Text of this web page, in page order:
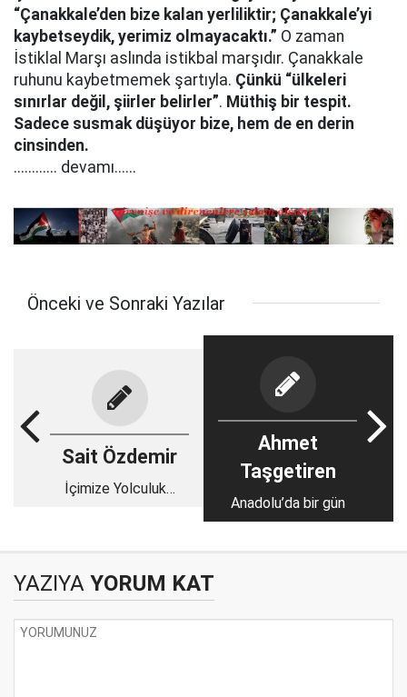
“Çanakkale’den bize kalan yerliliktir; Çanakkale’yi
kaybetseydik, yerimiz olmayacaktı.” O zaman
İstiklal Marşı aslında istikbal marşıdır. Çanakkale
ruhunu kaybetmemek şartıyla. Çünkü “ülkeleri
sınırlar değil, şiirler belirler”. Müthiş bir tespit.
Sadece susmak düşüyor bize, hem de en derin
cinsinden.
............ devamı......
Önceki ve Sonraki Yazılar
Sait Özdemir
İçimize Yolculuk…
Ahmet
Taşgetiren
Anadolu’da bir gün
YAZIYA YORUM KAT